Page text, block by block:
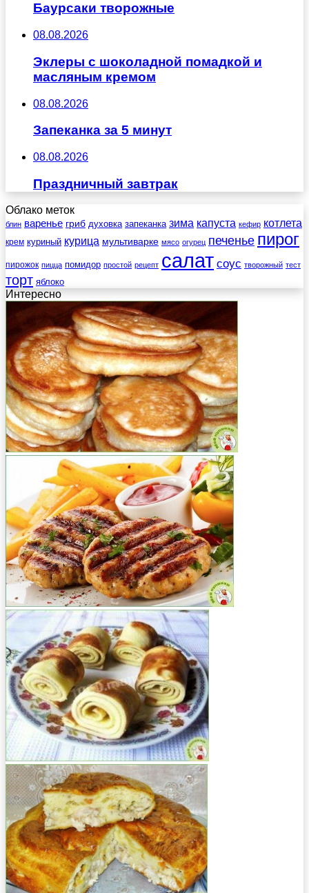
Баурсаки творожные
08.08.2026
Эклеры с шоколадной помадкой и
масляным кремом
08.08.2026
Запеканка за 5 минут
08.08.2026
Праздничный завтрак
Облако меток
блин варенье гриб духовка запеканка зима капуста кефир котлета
крем куриный курица мультиварке мясо огурец печенье пирог
пирожок пицца помидор простой рецепт салат соус творожный тест
торт яблоко
Интересно